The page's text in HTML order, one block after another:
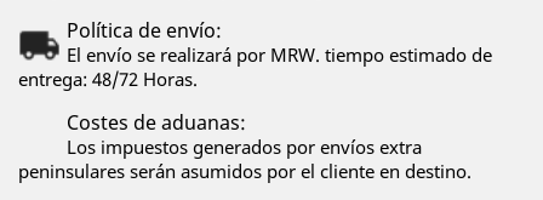
Política de envío:
El envío se realizará por MRW. tiempo estimado de
entrega: 48/72 Horas.
Costes de aduanas:
Los impuestos generados por envíos extra
peninsulares serán asumidos por el cliente en destino.